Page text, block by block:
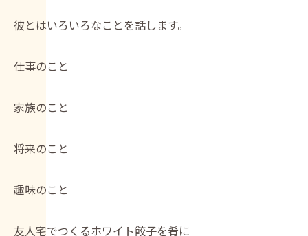
彼とはいろいろなことを話します。
仕事のこと
家族のこと
将来のこと
趣味のこと
友人宅でつくるホワイト餃子を肴に